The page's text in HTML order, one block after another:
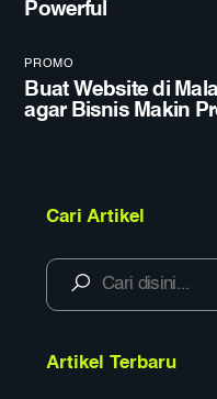
Powerful
PROMO
Buat Website di
agar Bisnis Makin
Cari Artikel
Artikel Terbaru